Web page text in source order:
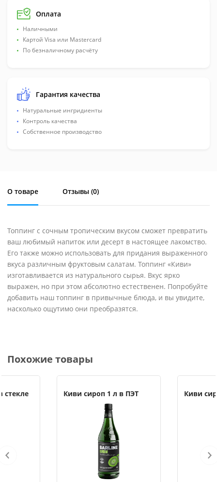
Оплата
Наличными
Картой Visa или Mastercard
По безналичному расчёту
Гарантия качества
Натуральные ингридиенты
Контроль качества
Собственное производство
О товаре Отзывы (0)
Топпинг с сочным тропическим вкусом сможет превратить
ваш любимый напиток или десерт в настоящее лакомство.
Его также можно использовать для придания выраженного
вкуса различным фруктовым салатам. Топпинг «Киви»
изготавливается из натурального сырья. Вкус ярко
выражен, но при этом абсолютно естественен. Попробуйте
добавить наш топпинг в привычные блюда, и вы увидите,
насколько ощутимо они преобразятся.
Похожие товары
стекле Киви сироп 1 л в ПЭТ Киви